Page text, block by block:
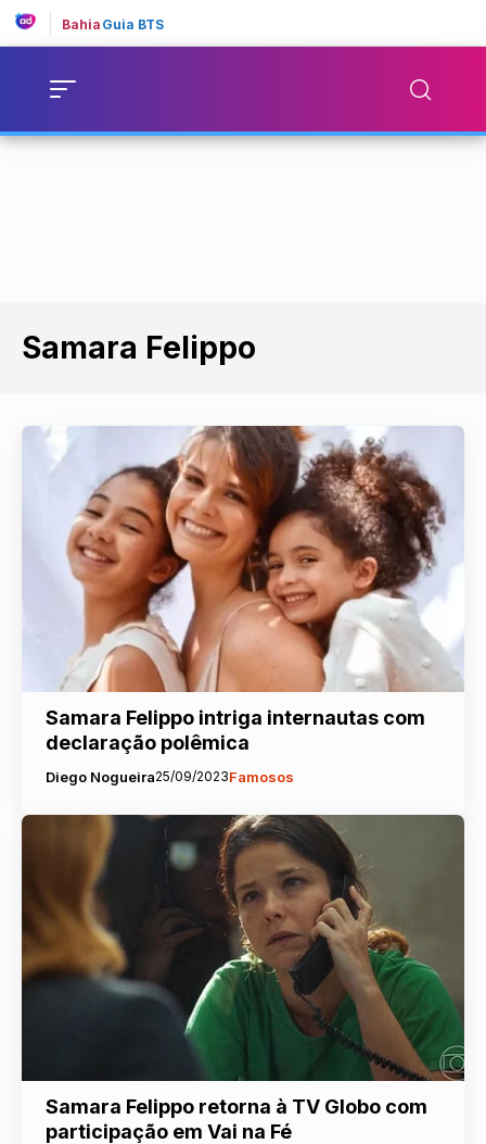
Bahia Guia BTS
Samara Felippo
Samara Felippo intriga internautas com
declaração polêmica
Diego Nogueira25/09/2023Famosos
Samara Felippo retorna à TV Globo com
participação em Vai na Fé